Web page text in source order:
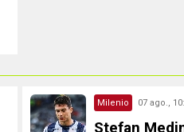
Milenio 07 ago.,
Stefan